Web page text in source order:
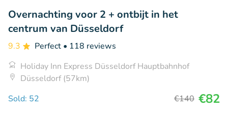
Overnachting voor 2 + ontbijt in het
centrum van Düsseldorf
9.3 Perfect • 118 reviews
Holiday Inn Express Düsseldorf Hauptbahnhof
Düsseldorf (57km)
Sold: 52
€140 €82